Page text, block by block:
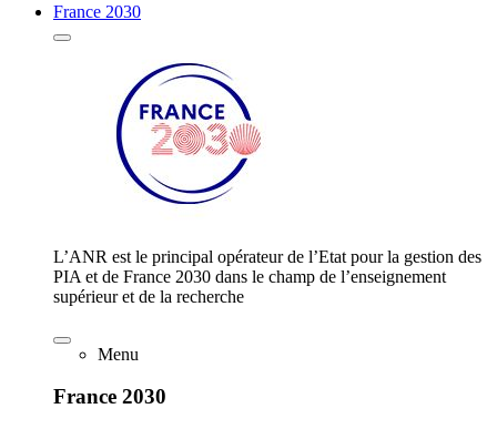
France 2030
L’ANR est le principal opérateur de l’Etat pour la gestion des
PIA et de France 2030 dans le champ de l’enseignement
supérieur et de la recherche
Menu
France 2030